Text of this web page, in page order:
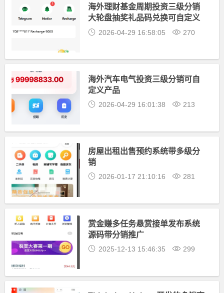
海外理财基金周期投资三级分销
大轮盘抽奖礼品码兑换可自定义
产品2026-04-29 16:58:05 270
海外汽车电气投资三级分销可自
定义产品
2026-04-29 16:01:38 213
房屋出租出售预约系统带多级分
销
2026-01-17 21:10:16 281
赏金赚多任务悬赏接单发布系统
源码带分销推广
2025-12-13 15:46:35 299